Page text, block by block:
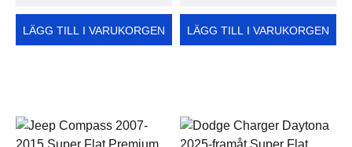
LÄGG TILL I VARUKORGEN LÄGG TILL I VARUKORGEN